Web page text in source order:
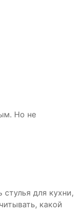
Но не
для кухни,
какой